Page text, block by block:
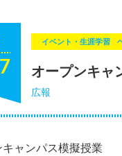
イベント・生涯学習
オープンキャ
広報
ャンパス模擬授業